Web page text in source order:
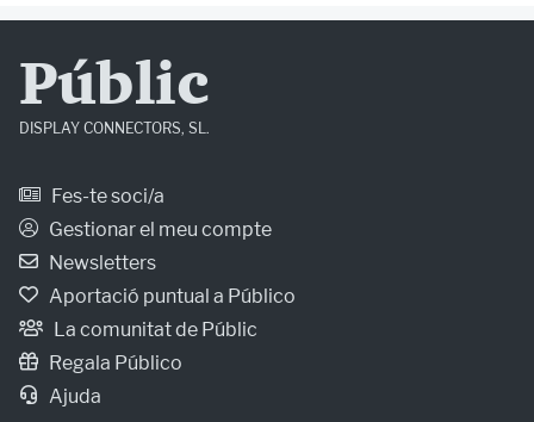
Públic
DISPLAY CONNECTORS, SL.
Fes-te soci/a
Gestionar el meu compte
Newsletters
Aportació puntual a Público
La comunitat de Públic
Regala Público
Ajuda